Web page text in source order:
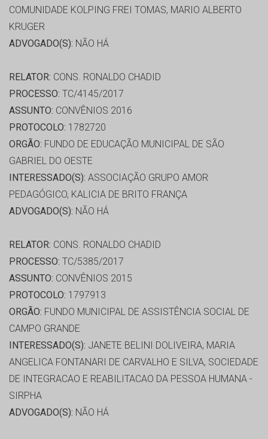
COMUNIDADE KOLPING FREI TOMAS, MARIO ALBERTO
KRUGER
ADVOGADO(S): NÃO HÁ
RELATOR: CONS. RONALDO CHADID
PROCESSO: TC/4145/2017
ASSUNTO: CONVÊNIOS 2016
PROTOCOLO: 1782720
ORGÃO: FUNDO DE EDUCAÇÃO MUNICIPAL DE SÃO
GABRIEL DO OESTE
INTERESSADO(S): ASSOCIAÇÃO GRUPO AMOR
PEDAGÓGICO, KALICIA DE BRITO FRANÇA
ADVOGADO(S): NÃO HÁ
RELATOR: CONS. RONALDO CHADID
PROCESSO: TC/5385/2017
ASSUNTO: CONVÊNIOS 2015
PROTOCOLO: 1797913
ORGÃO: FUNDO MUNICIPAL DE ASSISTÊNCIA SOCIAL DE
CAMPO GRANDE
INTERESSADO(S): JANETE BELINI DOLIVEIRA, MARIA
ANGELICA FONTANARI DE CARVALHO E SILVA, SOCIEDADE
DE INTEGRACAO E REABILITACAO DA PESSOA HUMANA -
SIRPHA
ADVOGADO(S): NÃO HÁ